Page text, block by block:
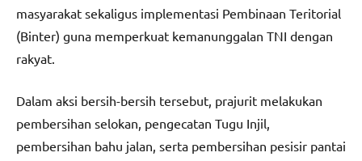
masyarakat sekaligus implementasi Pembinaan Teritorial
(Binter) guna memperkuat kemanunggalan TNI dengan
rakyat.
Dalam aksi bersih-bersih tersebut, prajurit melakukan
pembersihan selokan, pengecatan Tugu Injil,
pembersihan bahu jalan, serta pembersihan pesisir pantai